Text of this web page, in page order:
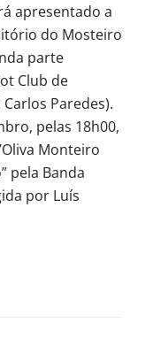
apresentado a
do Mosteiro
parte
Club de
Paredes).
pelas 18h00,
Monteiro
pela Banda
por Luís